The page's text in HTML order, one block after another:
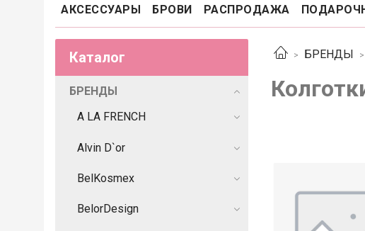
АКСЕССУАРЫ
БРОВИ РАСПРОДАЖА
БРЕНДЫ
Каталог
БРЕНДЫ
A LA FRENCH
Alvin D`or
BelKosmex
BelorDesign